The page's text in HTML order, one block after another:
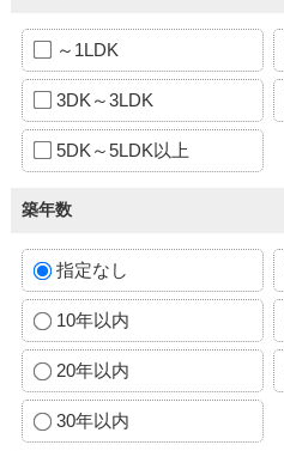
～1LDK
3DK～3LDK
5DK～5LDK以上
築年数
指定なし
10年以内
20年以内
30年以内